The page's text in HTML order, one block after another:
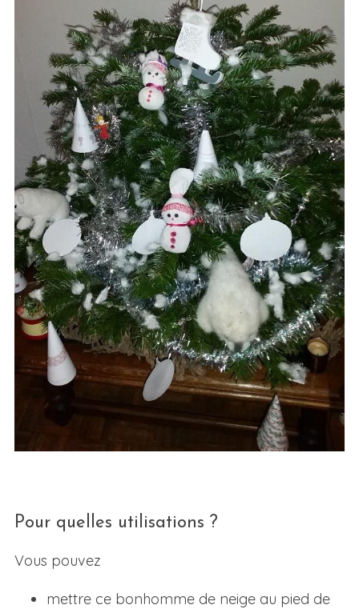
Pour quelles utilisations ?
Vous pouvez
mettre ce bonhomme de neige au pied de